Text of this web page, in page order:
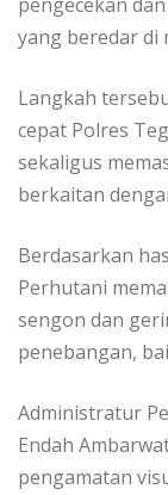
yang beredar di
Langkah
cepat Polres
sekaligus
berkaitan
Berdasarkan
Perhutani
sengon dan
penebangan,
Administratur
Endah
pengamatan